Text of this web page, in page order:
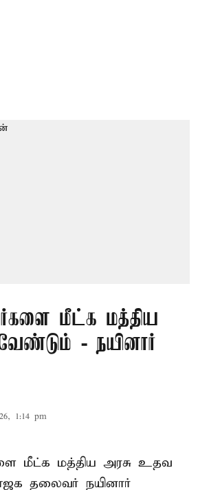
மீட்க மத்திய
- நயினார்
1:14 pm
மீட்க மத்திய அரசு உதவ
தலைவர் நயினார்